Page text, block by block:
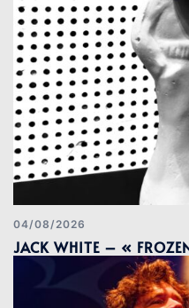
04/08/2026
JACK WHITE – «